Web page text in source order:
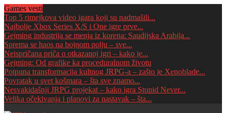
Games vesti
Top 5 rimejkova video igara koji su nadmašili...
Najbolje Xbox Series X/S i One igre prve...
Gejming industrija se menja iz korena: Saudijska Arabija...
Sprema se haos na bojnom polju – sve...
Neispričana priča o otkazanoj igri – kako je...
Gejming: Od grafike ka proceduralnom životu
Potpuna transformacija kultnog JRPG-a – zašto je Xenoblade...
Povratak u svet košmara – šta sve znamo...
Nesvakidašnji JRPG projekat – kako igra Stupid Never...
Velika očekivanja i planovi za nastavak – šta...